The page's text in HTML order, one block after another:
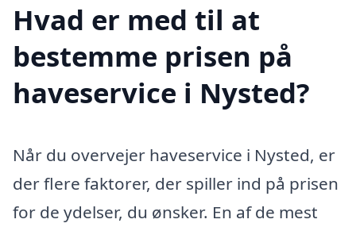
Hvad er med til at
bestemme prisen på
haveservice i Nysted?
Når du overvejer haveservice i Nysted, er
der flere faktorer, der spiller ind på prisen
for de ydelser, du ønsker. En af de mest